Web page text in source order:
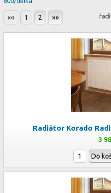
«« 1 2 »»
Radiátor Korado
3
Do